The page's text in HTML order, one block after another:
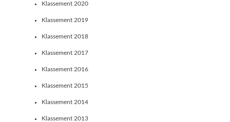
Klassement 2020
Klassement 2019
Klassement 2018
Klassement 2017
Klassement 2016
Klassement 2015
Klassement 2014
Klassement 2013